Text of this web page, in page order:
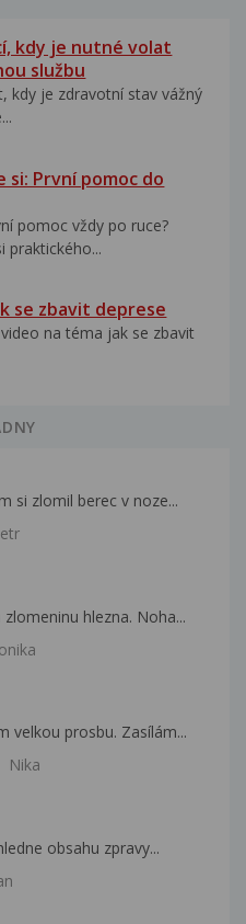
kdy je nutné volat
službu
kdy je zdravotní stav vážný
si: První pomoc do
pomoc vždy po ruce?
praktického...
se zbavit deprese
na téma jak se zbavit
si zlomil berec v noze...
hlezna. Noha...
velkou prosbu. Zasílám...
Nika
obsahu zpravy...